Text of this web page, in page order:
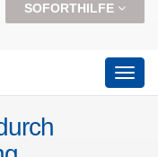
SOFORTHILFE